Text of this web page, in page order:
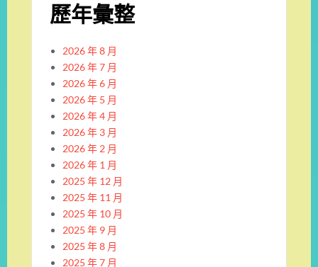
歷年彙整
2026 年 8 月
2026 年 7 月
2026 年 6 月
2026 年 5 月
2026 年 4 月
2026 年 3 月
2026 年 2 月
2026 年 1 月
2025 年 12 月
2025 年 11 月
2025 年 10 月
2025 年 9 月
2025 年 8 月
2025 年 7 月